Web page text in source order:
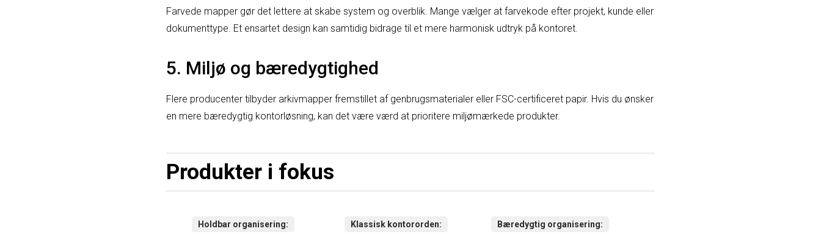
Farvede mapper gør det lettere at skabe system og overblik. Mange vælger at farvekode efter projekt, kunde eller
dokumenttype. Et ensartet design kan samtidig bidrage til et mere harmonisk udtryk på kontoret.
5. Miljø og bæredygtighed
Flere producenter tilbyder arkivmapper fremstillet af genbrugsmaterialer eller FSC-certificeret papir. Hvis du ønsker
en mere bæredygtig kontorløsning, kan det være værd at prioritere miljømærkede produkter.
Produkter i fokus
Holdbar organisering Klassisk kontororden Bæredygtig organisering